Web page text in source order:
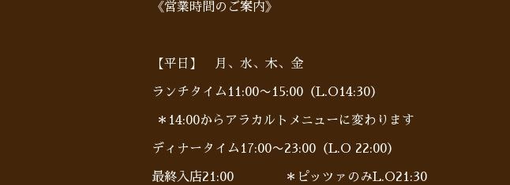
《営業時間のご案内》
【平日】 月、水、木、金
ランチタイム11:00〜15:00（L.O14:30）
＊14:00からアラカルトメニューに変わります
ディナータイム17:00〜23:00（L.O 22:00）
最終入店21:00 ＊ピッツァのみL.O21:30